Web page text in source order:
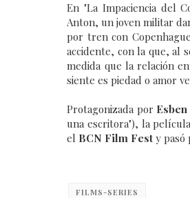
En "La Impaciencia del
Anton, un joven militar
por tren con
accidente, con la que, al
medida que la relación
siente es piedad o amor
Protagonizada por
una escritora"), la
el BCN Film Festy pasó
FILMS-SERIES